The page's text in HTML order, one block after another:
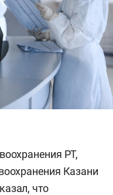
РТ,
Казани
что